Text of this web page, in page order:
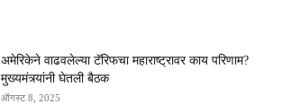
अमेरिकेने वाढवलेल्या टॅरिफचा महाराष्ट्रावर काय परिणाम?
मुख्यमंत्र्यांनी घेतली बैठक
ऑगस्ट 8, 2025